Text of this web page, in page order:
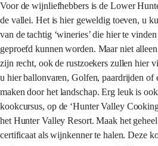
Voor de wijnliefhebbers is de Lower
de vallei. Het is hier geweldig toeven, u
van de tachtig ‘wineries’ die hier te
geproefd kunnen worden. Maar niet
zijn recht, ook de rustzoekers zullen hier
u hier ballonvaren, Golfen, paardrijden of
maken door het landschap. Erg leuk is
kookcursus, op de ‘Hunter Valley
het Hunter Valley Resort. Maak het
certificaat als wijnkenner te halen. Deze